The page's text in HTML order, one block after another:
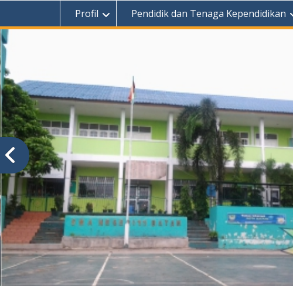
Profil Pendidik dan Tenaga Kependidikan